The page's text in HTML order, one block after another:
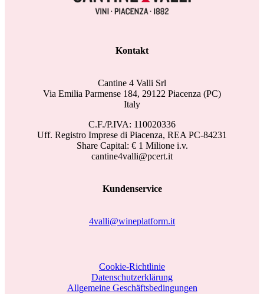
Kontakt
Cantine 4 Valli Srl
Via Emilia Parmense 184, 29122 Piacenza (PC)
Italy
C.F./P.IVA: 110020336
Uff. Registro Imprese di Piacenza, REA PC-84231
Share Capital: € 1 Milione i.v.
cantine4valli@pcert.it
Kundenservice
4valli@wineplatform.it
Cookie-Richtlinie
Datenschutzerklärung
Allgemeine Geschäftsbedingungen